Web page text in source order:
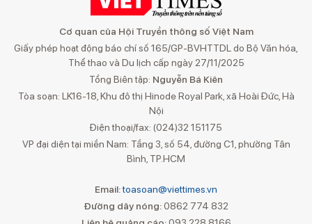
Cơ quan của Hội Truyền thông số Việt Nam
Giấy phép hoạt động báo chí số 165/GP-BVHTTDL do Bộ Văn hóa,
Thể thao và Du lịch cấp ngày 27/11/2025
Tổng Biên tập: Nguyễn Bá Kiên
Tòa soạn: LK16-18, Khu đô thị Hinode Royal Park, xã Hoài Đức, Hà
Nội
Điện thoại/fax: (024)32 151175
VP đại diện tại miền Nam: Tầng 3, số 54, đường C1, phường Tân
Bình, TP.HCM
Email:toasoan@viettimes.vn
Đường dây nóng: 0862 774 832